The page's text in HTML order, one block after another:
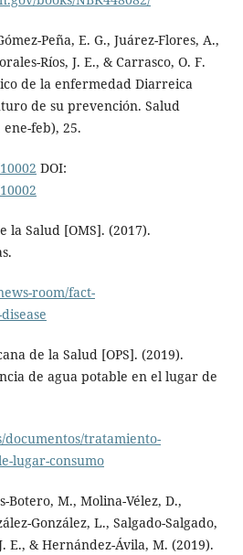
Peña, E. G., Juárez-Flores, A.,
Ríos, J. E., & Carrasco, O. F.
de la enfermedad Diarreica
de su prevención. Salud
feb), 25.
DOI:
la Salud [OMS]. (2017).
room/fact-
de la Salud [OPS]. (2019).
de agua potable en el lugar de
tratamiento-
lugar-consumo
Botero, M., Molina-Vélez, D.,
González, L., Salgado-Salgado,
E., & Hernández-Ávila, M. (2019).